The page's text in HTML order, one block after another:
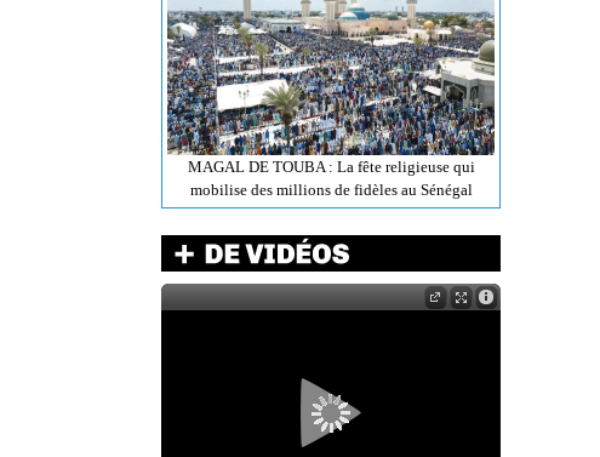
MAGAL DE TOUBA : La fête religieuse qui
mobilise des millions de fidèles au Sénégal